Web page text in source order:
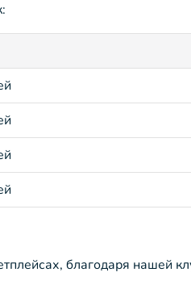
благодаря нашей